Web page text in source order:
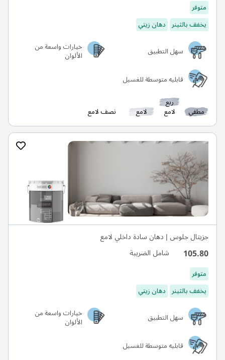
متوفر
يخفف بالثينر دهان زيتي
سهل التطبيق
خيارات واسعة من
الألوان
قابليه متوسطة للغسيل
مطفي
ربع
لامع لامع نصف لامع
جزيتال جلوس | دهان سادة داخلي لامع
105.80 شامل الضريبة
متوفر
يخفف بالثينر دهان زيتي
سهل التطبيق
خيارات واسعة من
الألوان
قابليه متوسطة للغسيل